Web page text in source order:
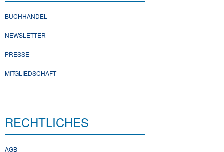
BUCHHANDEL
NEWSLETTER
PRESSE
MITGLIEDSCHAFT
RECHTLICHES
AGB